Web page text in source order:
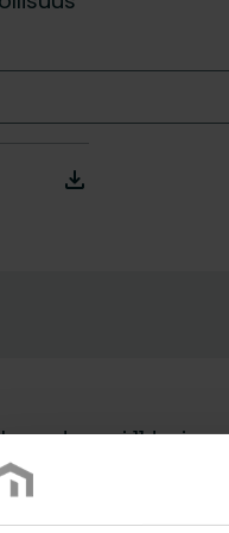
tyyppi 11
ympäristöissä.
oikean